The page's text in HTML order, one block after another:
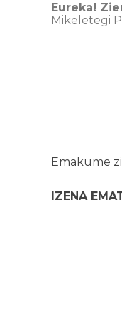
Eureka!
Mikeletegi
Emakume
IZENA